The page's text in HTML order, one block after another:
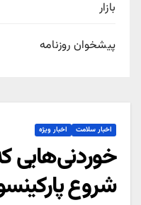
بازار
پیشخوان روزنامه
اخبار سلامت اخبار ویژه
خوردنی‌هایی
شروع